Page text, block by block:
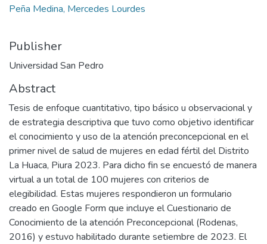
Peña Medina, Mercedes Lourdes
Publisher
Universidad San Pedro
Abstract
Tesis de enfoque cuantitativo, tipo básico u observacional y
de estrategia descriptiva que tuvo como objetivo identificar
el conocimiento y uso de la atención preconcepcional en el
primer nivel de salud de mujeres en edad fértil del Distrito
La Huaca, Piura 2023. Para dicho fin se encuestó de manera
virtual a un total de 100 mujeres con criterios de
elegibilidad. Estas mujeres respondieron un formulario
creado en Google Form que incluye el Cuestionario de
Conocimiento de la atención Preconcepcional (Rodenas,
2016) y estuvo habilitado durante setiembre de 2023. El